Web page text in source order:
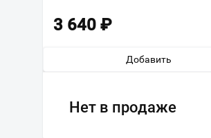
3 640 ₽
Добавить
Нет в продаже